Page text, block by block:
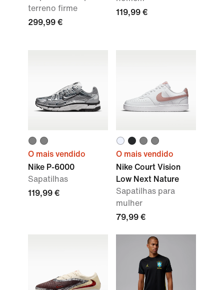
terreno firme
299,99 €
119,99 €
O mais vendido
Nike P-6000
Sapatilhas
119,99 €
O mais vendido
Nike Court Vision
Low Next Nature
Sapatilhas para
mulher
79,99 €